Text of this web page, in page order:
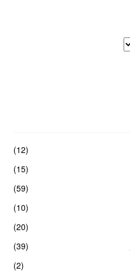
(12)
(15)
(59)
(10)
(20)
(39)
(2)